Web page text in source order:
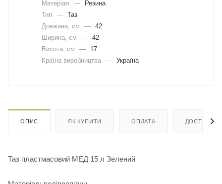
Матеріал
—
Резина
Тип
— Таз
Довжина, cм
— 42
Ширина, cм
— 42
Висота, см
—
17
Країна виробництва — Україна
ОПИС ЯК КУПИТИ ОПЛАТА ДОСТАВКА
Таз пластмасовий МЕД 15 л Зелений